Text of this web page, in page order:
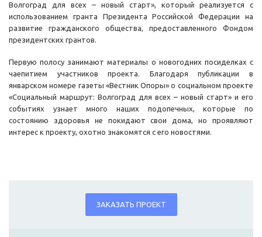
Волгоград для всех – новый старт», который реализуется с
использованием гранта Президента Российской Федерации на
развитие гражданского общества, предоставленного Фондом
президентских грантов.
Первую полосу занимают материалы о новогодних посиделках с
чаепитием участников проекта. Благодаря публикации в
январском номере газеты «Вестник Опоры» о социальном проекте
«Социальный маршрут: Волгоград для всех – новый старт» и его
событиях узнает много наших подопечных, которые по
состоянию здоровья не покидают свои дома, но проявляют
интерес к проекту, охотно знакомятся с его новостями.
ЗАКАЗАТЬ ПРОЕКТ